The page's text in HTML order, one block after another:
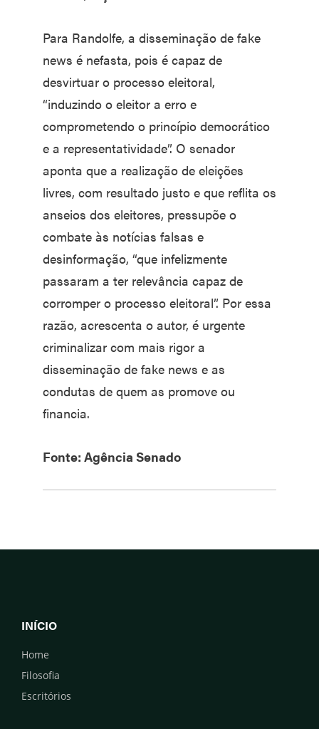
Para Randolfe, a disseminação de fake
news é nefasta, pois é capaz de
desvirtuar o processo eleitoral,
“induzindo o eleitor a erro e
comprometendo o princípio democrático
e a representatividade”. O senador
aponta que a realização de eleições
livres, com resultado justo e que reflita os
anseios dos eleitores, pressupõe o
combate às notícias falsas e
desinformação, “que infelizmente
passaram a ter relevância capaz de
corromper o processo eleitoral”. Por essa
razão, acrescenta o autor, é urgente
criminalizar com mais rigor a
disseminação de fake news e as
condutas de quem as promove ou
financia.
Fonte: Agência Senado
INÍCIO
Home
Filosofia
Escritórios